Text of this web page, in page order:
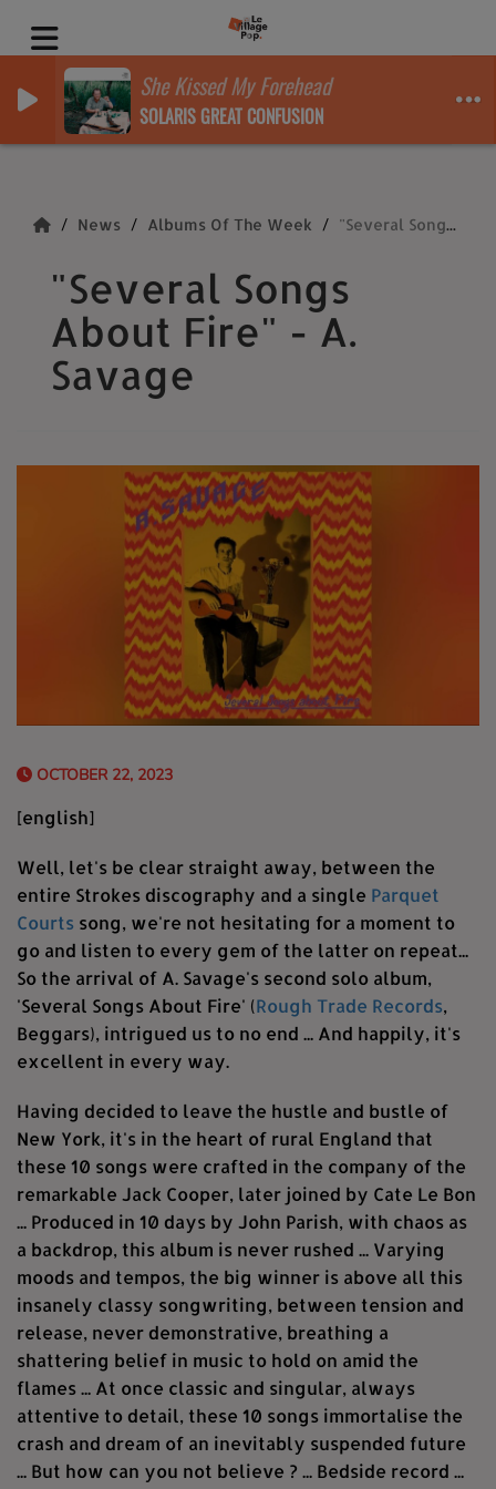
She Kissed My Forehead
SOLARIS GREAT CONFUSION
News Albums Of The Week "Several Songs About Fire" - A. Savage
"Several Songs
About Fire" - A.
Savage
OCTOBER 22, 2023
[english]
Well, let's be clear straight away, between the
entire Strokes discography and a single Parquet
Courts song, we're not hesitating for a moment to
go and listen to every gem of the latter on repeat...
So the arrival of A. Savage's second solo album,
'Several Songs About Fire' (Rough Trade Records,
Beggars), intrigued us to no end ... And happily, it's
excellent in every way.
Having decided to leave the hustle and bustle of
New York, it's in the heart of rural England that
these 10 songs were crafted in the company of the
remarkable Jack Cooper, later joined by Cate Le Bon
... Produced in 10 days by John Parish, with chaos as
a backdrop, this album is never rushed ... Varying
moods and tempos, the big winner is above all this
insanely classy songwriting, between tension and
release, never demonstrative, breathing a
shattering belief in music to hold on amid the
flames ... At once classic and singular, always
attentive to detail, these 10 songs immortalise the
crash and dream of an inevitably suspended future
... But how can you not believe ? ... Bedside record ...